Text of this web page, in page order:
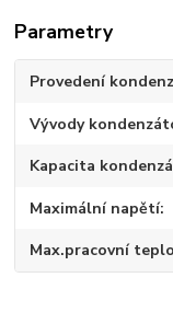
Parametry
Provedení
Vývody
Kapacita
Maximální napětí
Max.pracovní